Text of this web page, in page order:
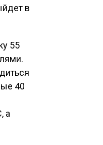
в
55
40
а